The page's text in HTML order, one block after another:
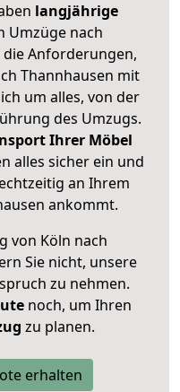
langjährige
Umzüge nach
Anforderungen,
Thannhausen mit
um alles, von der
des Umzugs.
Ihrer Möbel
alles sicher ein und
an Ihrem
ankommt.
von Köln nach
Sie nicht, unsere
zu nehmen.
noch, um Ihren
zu planen.
erhalten